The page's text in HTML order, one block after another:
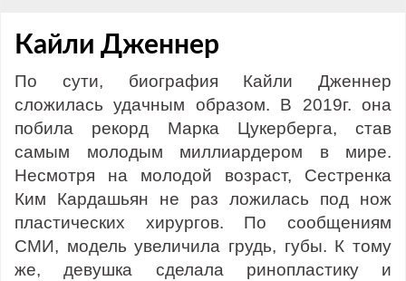
Кайли Дженнер
По сути, биография Кайли Дженнер
сложилась удачным образом. В 2019г. она
побила рекорд Марка Цукерберга, став
самым молодым миллиардером в мире.
Несмотря на молодой возраст, Сестренка
Ким Кардашьян не раз ложилась под нож
пластических хирургов. По сообщениям
СМИ, модель увеличила грудь, губы. К тому
же, девушка сделала ринопластику и